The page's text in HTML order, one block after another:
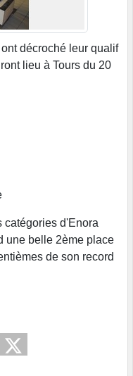
décroché leur qualif
lieu à Tours du 20
catégories d'Enora
une belle 2ème place
de son record